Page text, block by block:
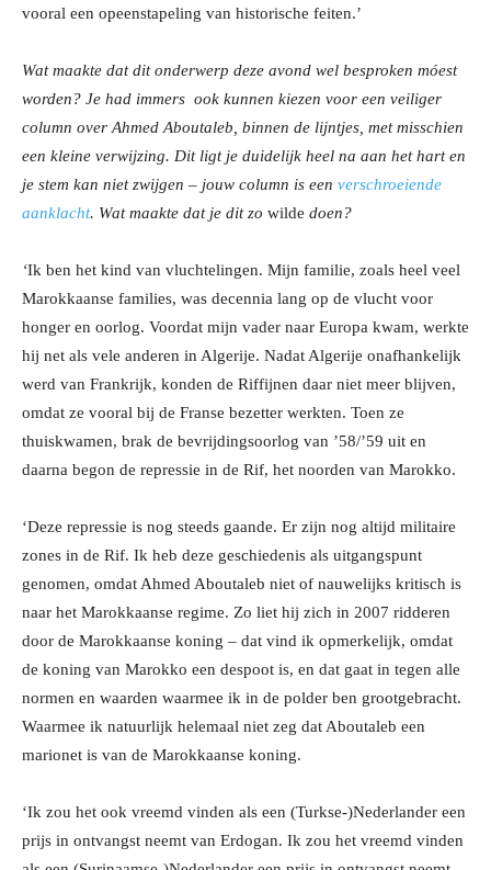
vooral een opeenstapeling van historische feiten.’
Wat maakte dat dit onderwerp deze avond wel besproken móest
worden? Je had immers ook kunnen kiezen voor een veiliger
column over Ahmed Aboutaleb, binnen de lijntjes, met misschien
een kleine verwijzing. Dit ligt je duidelijk heel na aan het hart en
je stem kan niet zwijgen – jouw column is een verschroeiende
aanklacht. Wat maakte dat je dit zo wilde doen?
‘Ik ben het kind van vluchtelingen. Mijn familie, zoals heel veel
Marokkaanse families, was decennia lang op de vlucht voor
honger en oorlog. Voordat mijn vader naar Europa kwam, werkte
hij net als vele anderen in Algerije. Nadat Algerije onafhankelijk
werd van Frankrijk, konden de Riffijnen daar niet meer blijven,
omdat ze vooral bij de Franse bezetter werkten. Toen ze
thuiskwamen, brak de bevrijdingsoorlog van ’58/’59 uit en
daarna begon de repressie in de Rif, het noorden van Marokko.
‘Deze repressie is nog steeds gaande. Er zijn nog altijd militaire
zones in de Rif. Ik heb deze geschiedenis als uitgangspunt
genomen, omdat Ahmed Aboutaleb niet of nauwelijks kritisch is
naar het Marokkaanse regime. Zo liet hij zich in 2007 ridderen
door de Marokkaanse koning – dat vind ik opmerkelijk, omdat
de koning van Marokko een despoot is, en dat gaat in tegen alle
normen en waarden waarmee ik in de polder ben grootgebracht.
Waarmee ik natuurlijk helemaal niet zeg dat Aboutaleb een
marionet is van de Marokkaanse koning.
‘Ik zou het ook vreemd vinden als een (Turkse-)Nederlander een
prijs in ontvangst neemt van Erdogan. Ik zou het vreemd vinden